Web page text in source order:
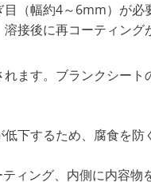
（幅約4～6mm）が
接後に再コーティング
ます。ブランクシー
下するため、腐食を
ィング、内側に内容